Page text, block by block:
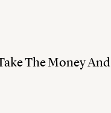
The Money And